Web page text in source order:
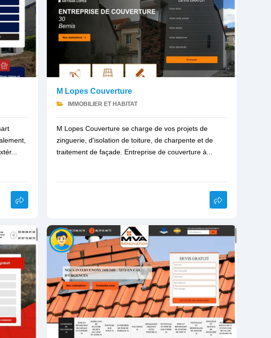
M Lopes Couverture
IMMOBILIER ET HABITAT
M Lopes Couverture se charge de vos projets de
zinguerie, d'isolation de toiture, de charpente et de
traitement de façade. Entreprise de couverture à...